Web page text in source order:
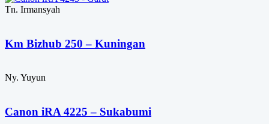
Tn. Irmansyah
Km Bizhub 250 – Kuningan
Ny. Yuyun
Canon iRA 4225 – Sukabumi